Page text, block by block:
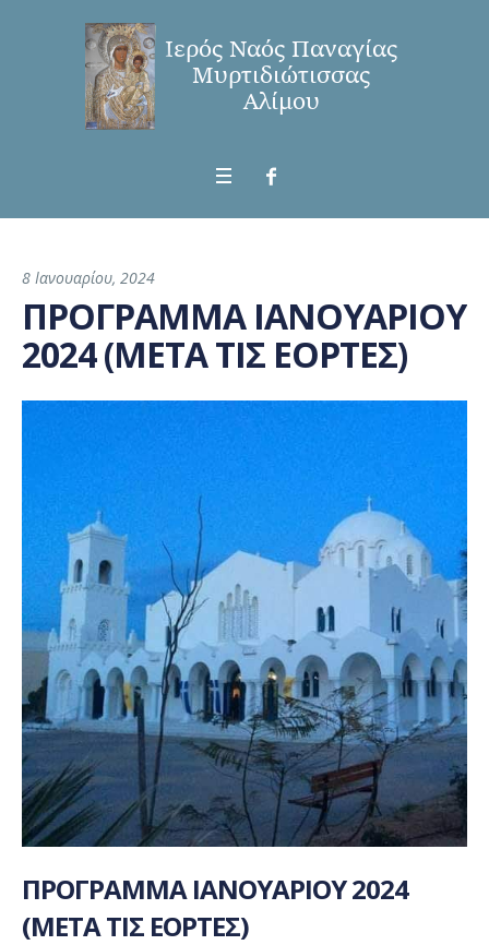
8 Ιανουαρίου, 2024
ΠΡΟΓΡΑΜΜΑ ΙΑΝΟΥΑΡΙΟΥ
2024 (ΜΕΤΑ ΤΙΣ ΕΟΡΤΕΣ)
ΠΡΟΓΡΑΜΜΑ ΙΑΝΟΥΑΡΙΟΥ 2024
(ΜΕΤΑ ΤΙΣ ΕΟΡΤΕΣ)